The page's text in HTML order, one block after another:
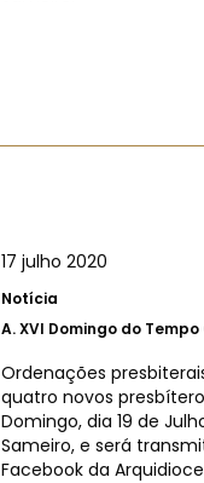
17 julho 2020
Notícia
A.XVI Domingo do Tempo
Ordenações
quatro novos
Domingo, dia 19 de
Sameiro, e será
Facebook da